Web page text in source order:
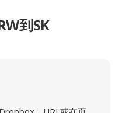
到SK